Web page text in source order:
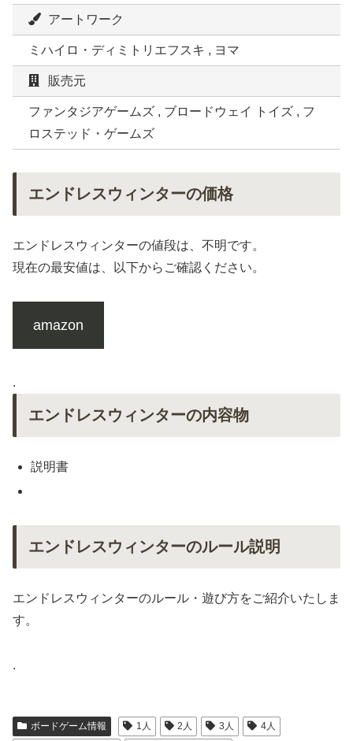
アートワーク
ミハイロ・ディミトリエフスキ , ヨマ
販売元
ファンタジアゲームズ , ブロードウェイ トイズ , フ
ロステッド・ゲームズ
エンドレスウィンターの価格
エンドレスウィンターの値段は、不明です。
現在の最安値は、以下からご確認ください。
amazon
.
エンドレスウィンターの内容物
説明書
エンドレスウィンターのルール説明
エンドレスウィンターのルール・遊び方をご紹介いたしま
す。
.
ボードゲーム情報 1人 2人 3人
4人